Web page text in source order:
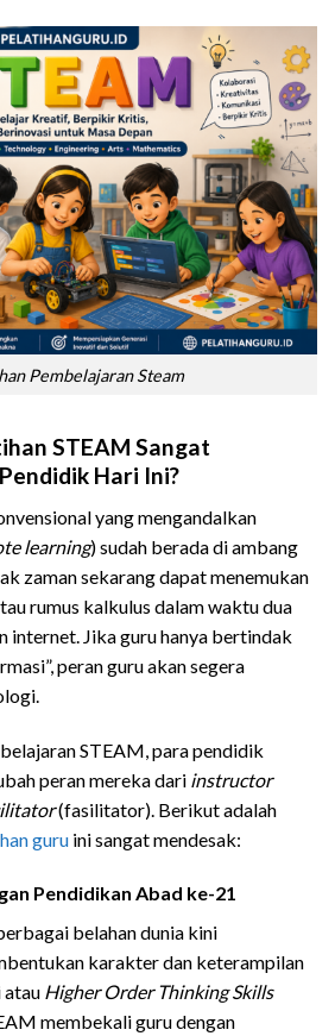
Pembelajaran Steam
STEAM Sangat
Hari Ini?
yang mengandalkan
learning) sudah berada di ambang
zaman sekarang dapat menemukan
rumus kalkulus dalam waktu dua
internet. Jika guru hanya bertindak
peran guru akan segera
STEAM, para pendidik
peran mereka dari instructor
(fasilitator). Berikut adalah
guru ini sangat mendesak:
Pendidikan Abad ke-21
belahan dunia kini
karakter dan keterampilan
Higher Order Thinking Skills
membekali guru dengan